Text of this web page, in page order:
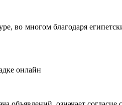
во многом благодаря
онлайн